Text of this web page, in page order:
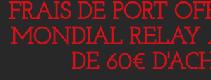
FRAIS DE PORT
MONDIAL RELAY
DE 60€